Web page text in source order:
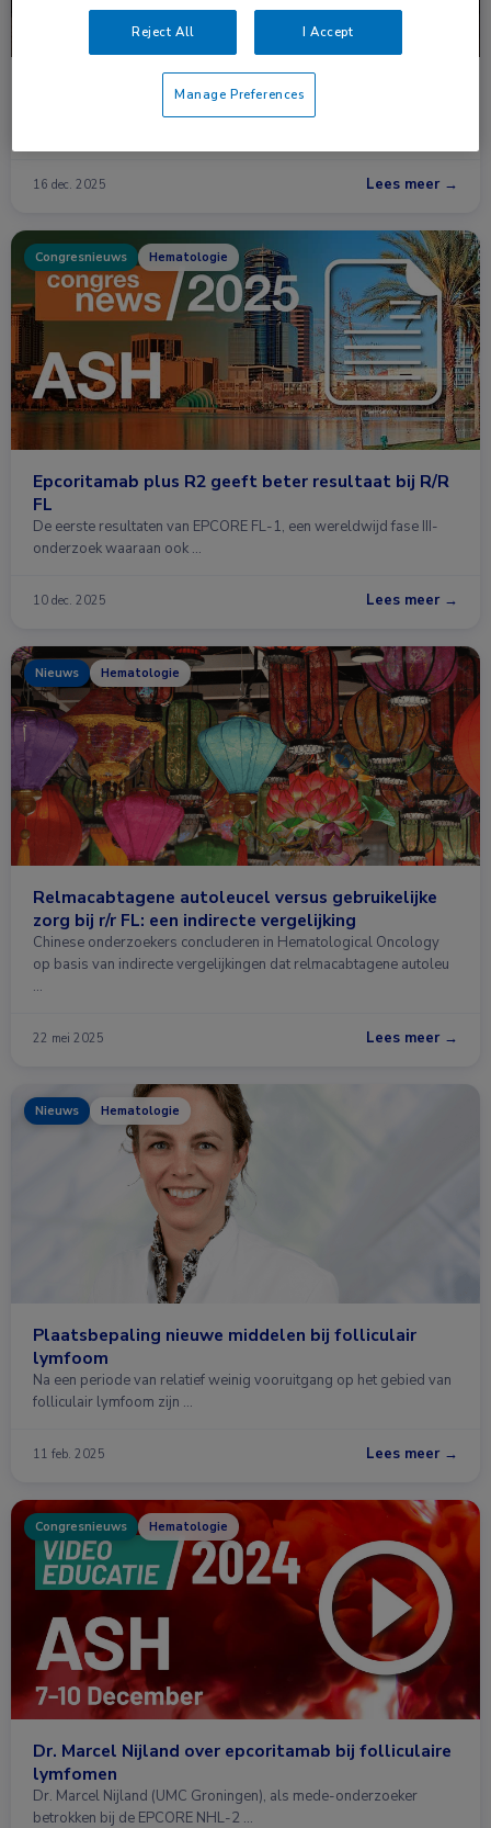
Minder controles nodig bij indolent lymfoom
Voor mensen met indolente lymfomen komen er in de toekomst
16 dec. 2025 Lees meer →
Congresnieuws Hematologie
Epcoritamab plus R2 geeft beter resultaat bij R/R
FL
De eerste resultaten van EPCORE FL-1, een wereldwijd fase III-
onderzoek waaraan ook …
10 dec. 2025 Lees meer →
Nieuws Hematologie
Relmacabtagene autoleucel versus gebruikelijke
zorg bij r/r FL: een indirecte vergelijking
Chinese onderzoekers concluderen in Hematological Oncology
op basis van indirecte vergelijkingen dat relmacabtagene autoleu
…
22 mei 2025 Lees meer →
Nieuws Hematologie
Plaatsbepaling nieuwe middelen bij folliculair
lymfoom
Na een periode van relatief weinig vooruitgang op het gebied van
folliculair lymfoom zijn …
11 feb. 2025 Lees meer →
Congresnieuws Hematologie
Dr. Marcel Nijland over epcoritamab bij folliculaire
lymfomen
Dr. Marcel Nijland (UMC Groningen), als mede-onderzoeker
betrokken bij de EPCORE NHL-2 …
Reject All I Accept
Manage Preferences